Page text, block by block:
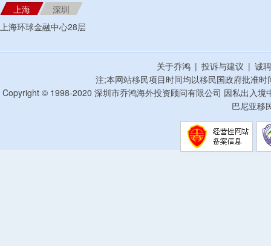
上海
深圳
上海环球金融中心28层
关于乔鸿 | 投诉与建议 | 诚
注;本网站移民项目时间均以移民国政府批准
Copyright © 1998-2020 深圳市乔鸿海外投资顾问有限公司 因私出入
巴尼亚移